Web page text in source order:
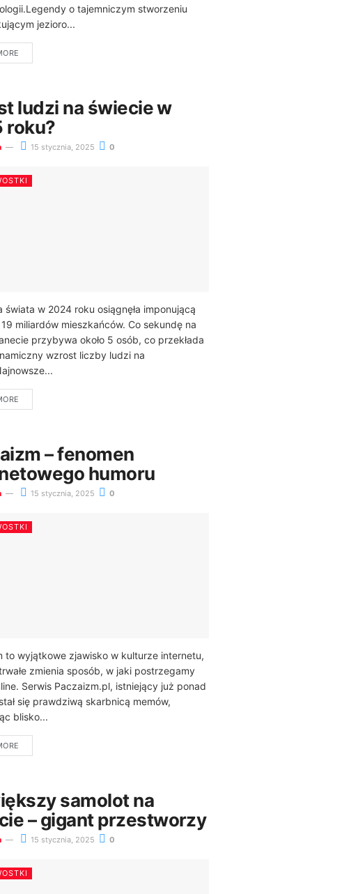
o tajemniczym stworzeniu
jezioro...
ludzi na świecie w
roku?
15 stycznia, 2025 0
świata w 2024 roku osiągnęła imponującą
miliardów mieszkańców. Co sekundę na
przybywa około 5 osób, co przekłada
wzrost liczby ludzi na
– fenomen
humoru
15 stycznia, 2025 0
to wyjątkowe zjawisko w kulturze internetu,
zmienia sposób, w jaki postrzegamy
Serwis Paczaizm.pl, istniejący już ponad
się prawdziwą skarbnicą memów,
blisko...
samolot na
– gigant przestworzy
15 stycznia, 2025 0